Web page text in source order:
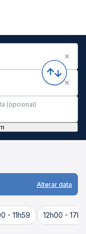
(opcional)
Alterar data
- 11h59 12h00 -